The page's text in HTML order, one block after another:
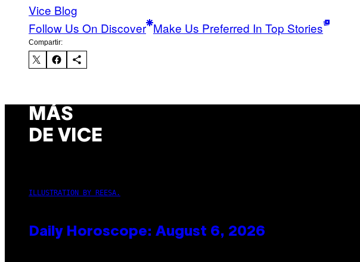
Vice Blog
Follow Us On Discover Make Us Preferred In Top Stories
Compartir:
MÁS
DE VICE
ILLUSTRATION BY REESA.
Daily Horoscope: August 6, 2026